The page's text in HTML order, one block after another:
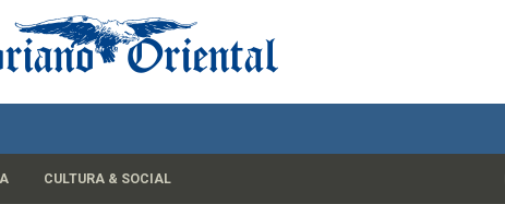
CULTURA & SOCIAL